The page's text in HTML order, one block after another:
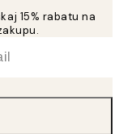
15% rabatu na